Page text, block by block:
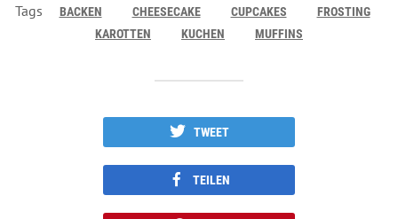
Tags BACKEN CHEESECAKE CUPCAKES
FROSTING
KAROTTEN
KUCHEN MUFFINS
TWEET
TEILEN